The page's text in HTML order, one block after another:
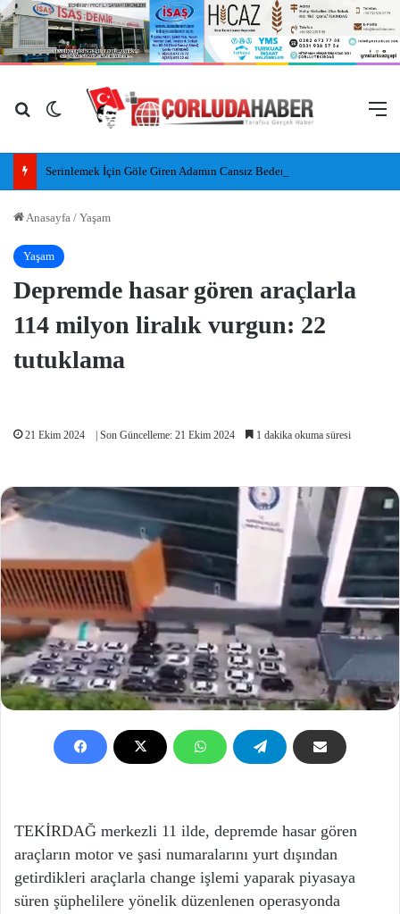
Arama yap ...
Dış görünümü değiştir
Serinlemek İçin Göle Giren Adamın Cansız Bedeni Bulundu
Anasayfa / Yaşam
Yaşam
Depremde hasar gören araçlarla
114 milyon liralık vurgun: 22
tutuklama
21 Ekim 2024 | Son Güncelleme: 21 Ekim 2024 1 dakika okuma süresi
TEKİRDAĞ merkezli 11 ilde, depremde hasar gören
araçların motor ve şasi numaralarını yurt dışından
getirdikleri araçlarla change işlemi yaparak piyasaya
süren şüphelilere yönelik düzenlenen operasyonda